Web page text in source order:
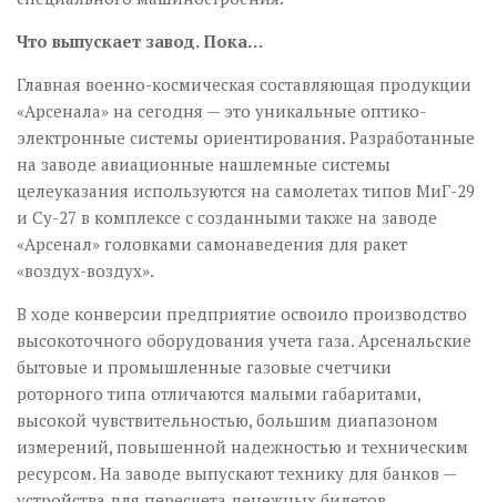
Что выпускает завод. Пока…
Главная военно-космическая составляющая продукции
«Арсенала» на сегодня — это уникальные оптико-
электронные системы ориентирования. Разработанные
на заводе авиационные нашлемные системы
целеуказания используются на самолетах типов МиГ-29
и Су-27 в комплексе с созданными также на заводе
«Арсенал» головками самонаведения для ракет
«воздух-воздух».
В ходе конверсии предприятие освоило производство
высокоточного оборудования учета газа. Арсенальские
бытовые и промышленные газовые счетчики
роторного типа отличаются малыми габаритами,
высокой чувствительностью, большим диапазоном
измерений, повышенной надежностью и техническим
ресурсом. На заводе выпускают технику для банков —